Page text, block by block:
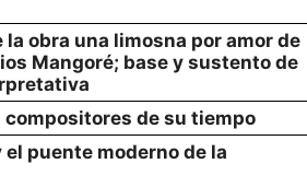
obra una limosna por amor de
Mangoré; base y sustento de
compositores de su tiempo
puente moderno de la